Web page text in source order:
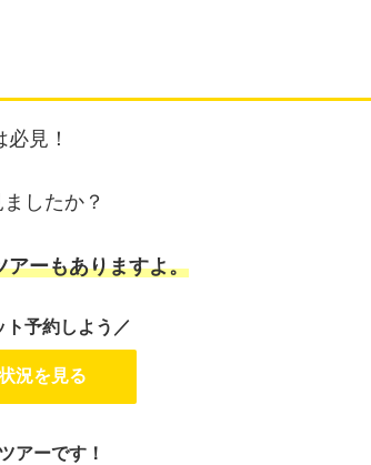
見！
したか？
アーもありますよ。
ト予約しよう／
況を見る
アーです！